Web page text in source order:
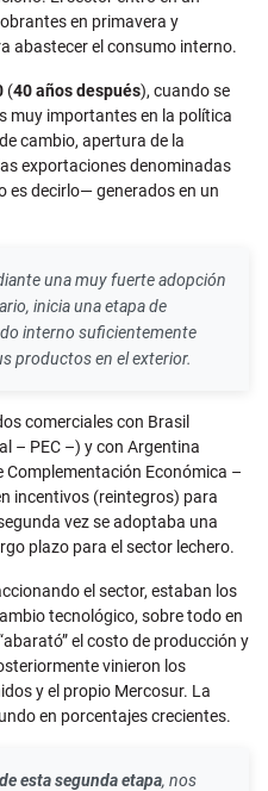
en primavera y
abastecer el consumo interno.
(40 años después), cuando se
muy importantes en la política
cambio, apertura de la
exportaciones denominadas
es decirlo— generados en un
una muy fuerte adopción
inicia una etapa de
interno suficientemente
productos en el exterior.
comerciales con Brasil
– PEC –) y con Argentina
Complementación Económica –
incentivos (reintegros) para
vez se adoptaba una
plazo para el sector lechero.
el sector, estaban los
tecnológico, sobre todo en
el costo de producción y
vinieron los
y el propio Mercosur. La
en porcentajes crecientes.
esta segunda etapa, nos